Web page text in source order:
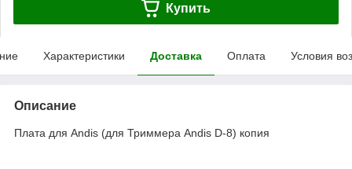
Купить
Характеристики Доставка Оплата Условия
Описание
Плата для Andis (для Триммера Andis D-8) копия